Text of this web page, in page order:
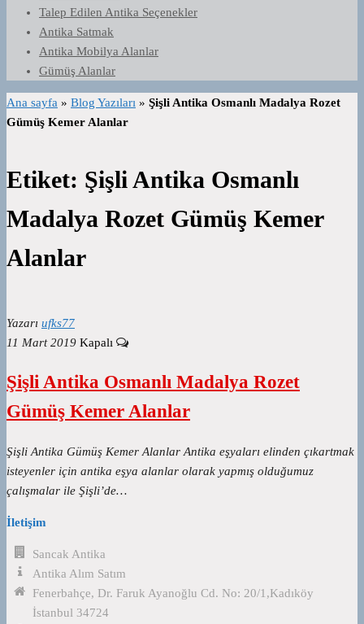
Talep Edilen Antika Seçenekler
Antika Satmak
Antika Mobilya Alanlar
Gümüş Alanlar
Ana sayfa » Blog Yazıları » Şişli Antika Osmanlı Madalya Rozet
Gümüş Kemer Alanlar
Etiket: Şişli Antika Osmanlı
Madalya Rozet Gümüş Kemer
Alanlar
Yazarı ufks77
11 Mart 2019 Kapalı
Şişli Antika Osmanlı Madalya Rozet
Gümüş Kemer Alanlar
Şişli Antika Gümüş Kemer Alanlar Antika eşyaları elinden çıkartmak
isteyenler için antika eşya alanlar olarak yapmış olduğumuz
çalışmalar ile Şişli’de…
İletişim
Sancak Antika
Antika Alım Satım
Fenerbahçe, Dr. Faruk Ayanoğlu Cd. No: 20/1,Kadıköy
İstanbul 34724